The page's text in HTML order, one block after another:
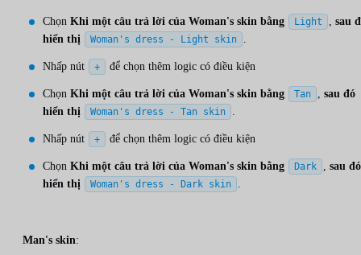
Chọn Khi một câu trả lời của Woman's skin bằng Light , sau
hiển thị
Woman's dress - Light skin .
Nhấp nút + để chọn thêm logic có điều kiện
Chọn Khi một câu trả lời của Woman's skin bằng Tan , sau đó
hiển thị
Woman's dress - Tan skin .
Nhấp nút + để chọn thêm logic có điều kiện
Chọn Khi một câu trả lời của Woman's skin bằng Dark , sau đó
hiển thị
Woman's dress - Dark skin .
Man's skin: